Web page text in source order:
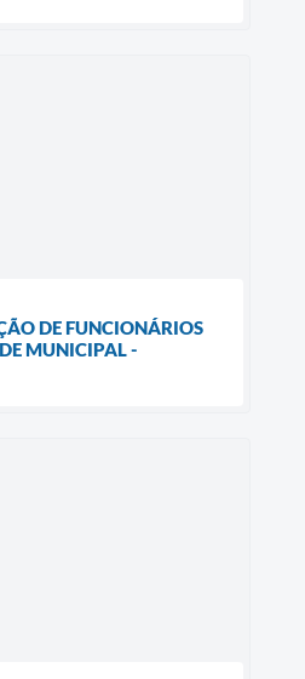
DE FUNCIONÁRIOS
MUNICIPAL -